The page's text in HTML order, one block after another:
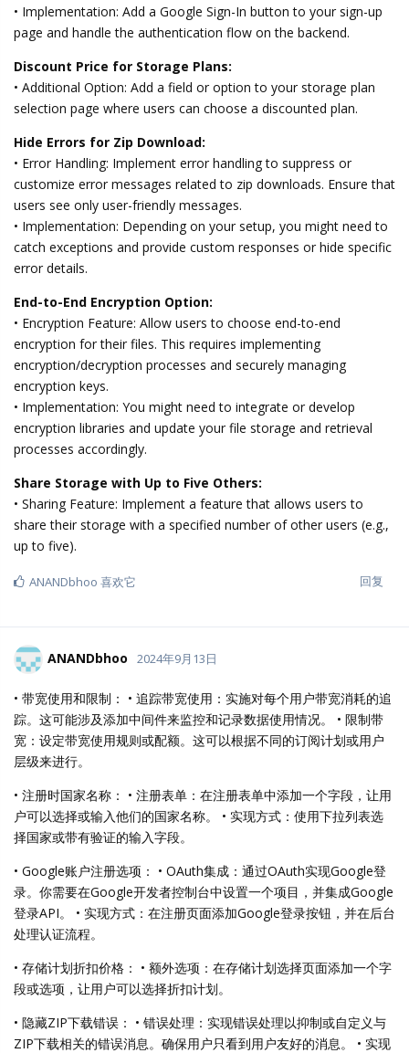
• Implementation: Add a Google Sign-In button to your sign-up
page and handle the authentication flow on the backend.
Discount Price for Storage Plans:
• Additional Option: Add a field or option to your storage plan
selection page where users can choose a discounted plan.
Hide Errors for Zip Download:
• Error Handling: Implement error handling to suppress or
customize error messages related to zip downloads. Ensure that
users see only user-friendly messages.
• Implementation: Depending on your setup, you might need to
catch exceptions and provide custom responses or hide specific
error details.
End-to-End Encryption Option:
• Encryption Feature: Allow users to choose end-to-end
encryption for their files. This requires implementing
encryption/decryption processes and securely managing
encryption keys.
• Implementation: You might need to integrate or develop
encryption libraries and update your file storage and retrieval
processes accordingly.
Share Storage with Up to Five Others:
• Sharing Feature: Implement a feature that allows users to
share their storage with a specified number of other users (e.g.,
up to five).
回复
ANANDbhoo 喜欢它
ANANDbhoo 2024年9月13日
• 带宽使用和限制： • 追踪带宽使用：实施对每个用户带宽消耗的追
踪。这可能涉及添加中间件来监控和记录数据使用情况。 • 限制带
宽：设定带宽使用规则或配额。这可以根据不同的订阅计划或用户
层级来进行。
• 注册时国家名称： • 注册表单：在注册表单中添加一个字段，让用
户可以选择或输入他们的国家名称。 • 实现方式：使用下拉列表选
择国家或带有验证的输入字段。
• Google账户注册选项： • OAuth集成：通过OAuth实现Google登
录。你需要在Google开发者控制台中设置一个项目，并集成Google
登录API。 • 实现方式：在注册页面添加Google登录按钮，并在后台
处理认证流程。
• 存储计划折扣价格： • 额外选项：在存储计划选择页面添加一个字
段或选项，让用户可以选择折扣计划。
• 隐藏ZIP下载错误： • 错误处理：实现错误处理以抑制或自定义与
ZIP下载相关的错误消息。确保用户只看到用户友好的消息。 • 实现